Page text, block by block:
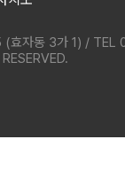
(효자동 3가 1) /